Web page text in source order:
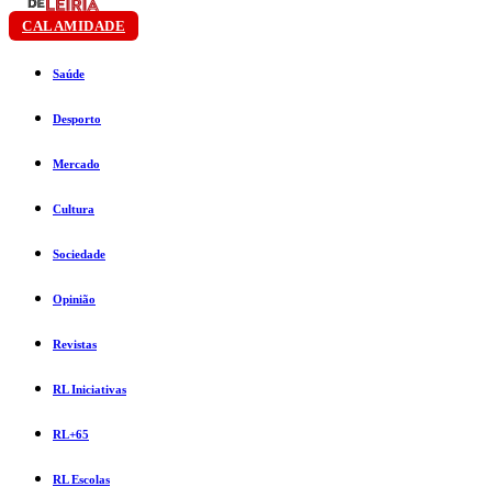
CALAMIDADE
Saúde
Desporto
Mercado
Cultura
Sociedade
Opinião
Revistas
RL Iniciativas
RL+65
RL Escolas